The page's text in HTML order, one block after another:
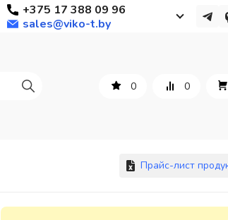
+375 17 388 09 96
sales@viko-t.by
+375 17 388 09 96
0 0
Прайс-лист